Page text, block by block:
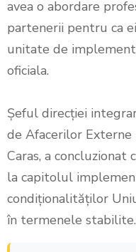
avea o abordare
partenerii pentru ca
unitate de
oficiala.
Șeful direcției
de Afacerilor Externe
Caras, a
la capitolul
condiționalităților
în termenele stabilite.